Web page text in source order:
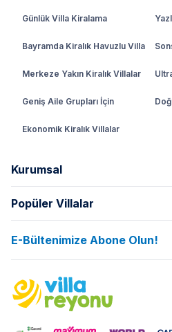
Günlük Villa Kiralama
Bayramda Kiralık Havuzlu Villa
Merkeze Yakın Kiralık Villalar
Geniş Aile Grupları İçin
Ekonomik Kiralık Villalar
Kurumsal
Hakkımızda
İptal Şartları
Kurumsal
Yorumlar
Popüler Villalar
VİLLA SALKIM
VİLLA OLENNA 1
E-Bültenimize Abone Olun!